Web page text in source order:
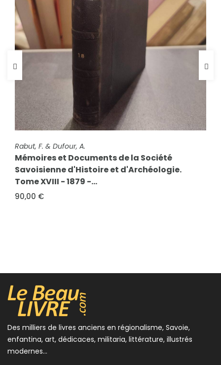
FICHE COMPLÈTE
Rabut, F. & Dufour, A.
Mémoires et Documents de la Société
Savoisienne d'Histoire et d'Archéologie.
Tome XVIII - 1879 -...
90,00 €
FICHE COMPLÈTE
Foras, Le Cte E. Amédée de & Mareschal de Luciane,
Cte F.-C. de & Viry, Cte...
Armorial et Nobiliaire de l'Ancien Duché de
Savoie (Tome V - livraison 1)
Des milliers de livres anciens en régionalisme, Savoie,
enfantina, art, dédicaces, militaria, littérature, illustrés
modernes...